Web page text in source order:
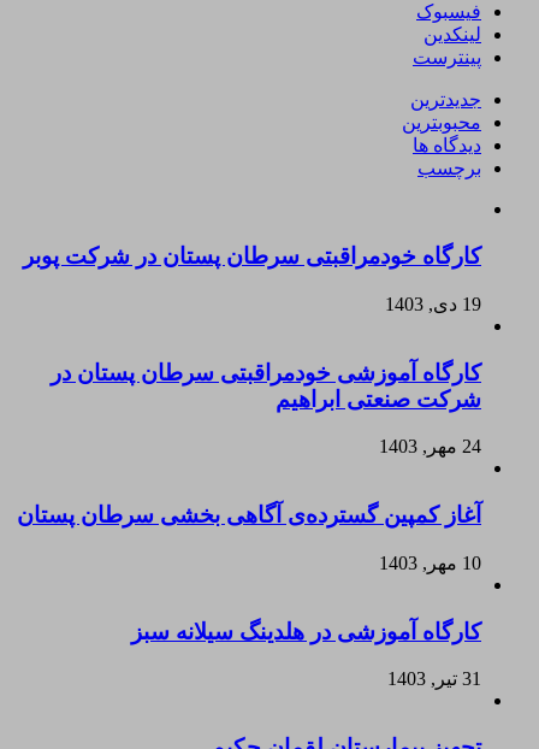
فیسبوک
لینکدین
پینترست
جدیدترین
محبوبترین
دیدگاه ها
برچسب
کارگاه خودمراقبتی سرطان پستان در شرکت پوبر
19 دی, 1403
کارگاه آموزشی خودمراقبتی سرطان پستان در
شرکت صنعتی ابراهیم
24 مهر, 1403
آغاز کمپین گسترده‌ی آگاهی بخشی سرطان پستان
10 مهر, 1403
کارگاه آموزشی در هلدینگ سیلانه سبز
31 تیر, 1403